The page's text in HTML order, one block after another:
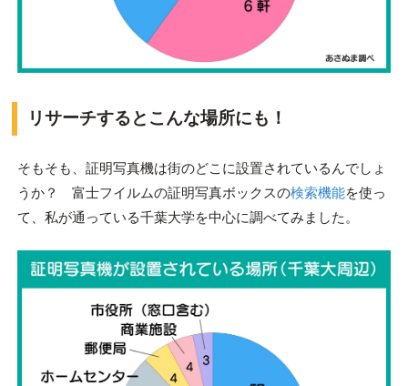
リサーチするとこんな場所にも！
そもそも、証明写真機は街のどこに設置されているんでしょ
うか？ 富士フイルムの証明写真ボックスの検索機能を使っ
て、私が通っている千葉大学を中心に調べてみました。